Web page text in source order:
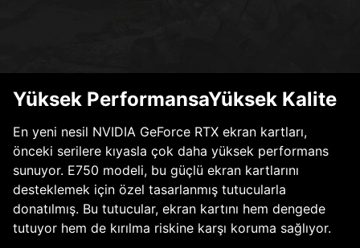
Yüksek PerformansaYüksek Kalite
En yeni nesil NVIDIA GeForce RTX ekran kartları,
önceki serilere kıyasla çok daha yüksek performans
sunuyor. E750 modeli, bu güçlü ekran kartlarını
desteklemek için özel tasarlanmış tutucularla
donatılmış. Bu tutucular, ekran kartını hem dengede
tutuyor hem de kırılma riskine karşı koruma sağlıyor.